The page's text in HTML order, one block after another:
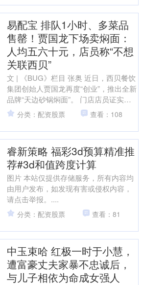
易配宝 排队1小时、多菜品
售罄！贾国龙下场卖焖面：
人均五六十元，店员称“不想
关联西贝”
文 | 《BUG》栏目 张奥 近日，西贝餐饮
集团创始人贾国龙再度“创业”，推出全新
品牌“天边砂锅焖面”。 门店店员证实：
新品牌确实由贾国龙创立，但采用独立
团队进....
分类：配资股票 查看：108
睿新策略 福彩3d预算精准推
荐#3d和值跨度计算
图片 本站仅提供存储服务，所有内容均
由用户发布，如发现有害或侵权内容，
请点击举报。....
分类：配资股票 查看：81
中玉束哈 红极一时于小慧，
遭富豪丈夫家暴不忠诚后，
与儿子相依为命成女强人